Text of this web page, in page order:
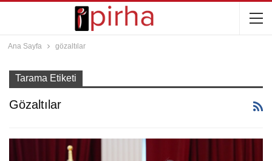
Ana Sayfa gözaltılar
Tarama Etiketi
Gözaltılar